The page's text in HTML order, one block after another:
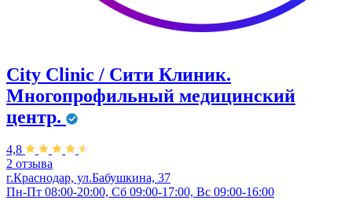
City Clinic / Сити Клиник.
Многопрофильный медицинский
центр.
4,8
2 отзыва
г.Краснодар, ул.Бабушкина, 37
Пн-Пт 08:00-20:00, Сб 09:00-17:00, Вс 09:00-16:00